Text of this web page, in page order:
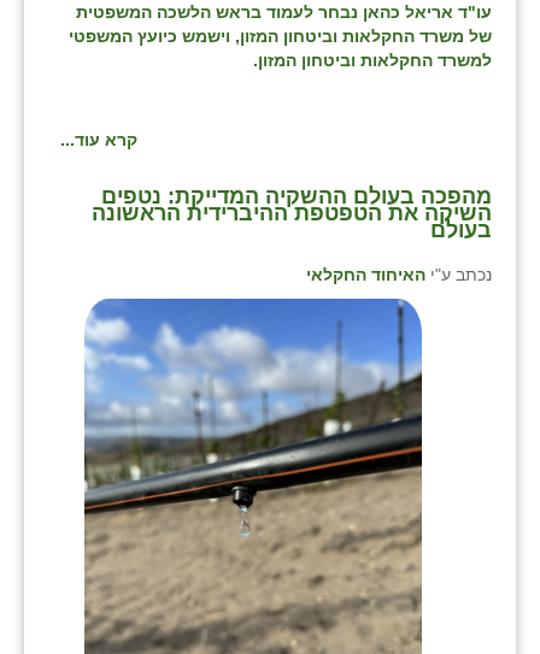
עו"ד אריאל כהאן נבחר לעמוד בראש הלשכה המשפטית
של משרד החקלאות וביטחון המזון, וישמש כיועץ המשפטי
למשרד החקלאות וביטחון המזון.
קרא עוד...
מהפכה בעולם ההשקיה המדייקת: נטפים
השיקה את הטפטפת ההיברידית הראשונה
בעולם
נכתב ע"י האיחוד החקלאי